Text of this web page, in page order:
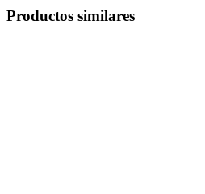
Productos similares